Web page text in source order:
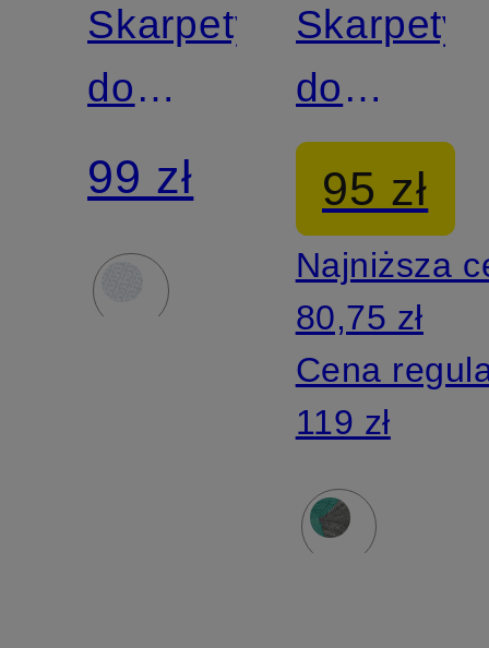
Skarpety
do
biegania
RU4
SHORT
99 zł
Skarpety
do
biegania
RU5
SHORT
95 zł
Najniższa
80,75 zł
Cena
119 zł